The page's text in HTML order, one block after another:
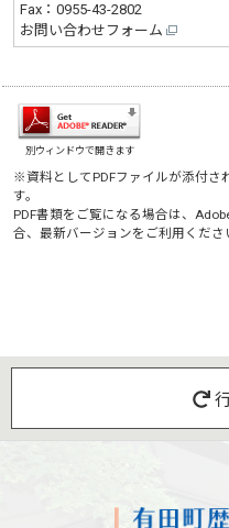
Fax：0955-43-2802
お問い合わせフォーム
別ウィンドウで開きます
※資料としてPDFファイルが添付さ
す。
PDF書類をご覧になる場合は、
合、最新バージョンをご利用くださ